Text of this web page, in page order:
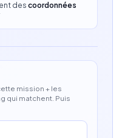
des coordonnées
mission + les
qui matchent. Puis